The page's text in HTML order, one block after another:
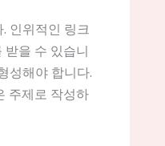
인위적인 링크
받을 수 있습니
성해야 합니다.
주제로 작성하